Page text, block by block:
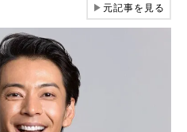
▶元記事を見る